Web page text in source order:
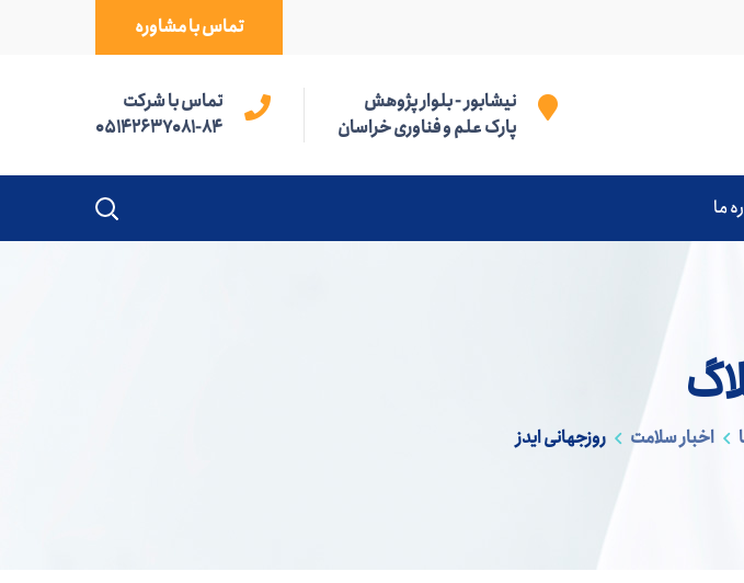
تماس با مشاوره
نیشابور - بلوار پژوهش
پارک علم و فناوری خراسان
تماس با شرکت
05142637081-84
ما
اخبار سلامت روزجهانی ایدز